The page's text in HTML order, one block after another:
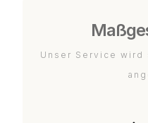
Unser Service wird